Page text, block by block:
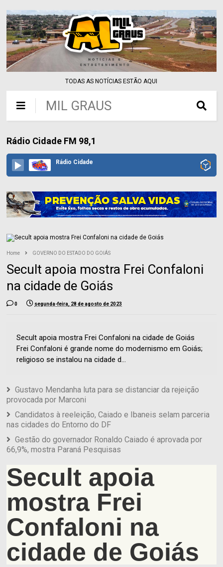
TODAS AS NOTÍCIAS ESTÃO AQUI
MIL GRAUS
Rádio Cidade FM 98,1
Rádio Cidade
Home GOVERNO DO ESTADO DO GOIÁS
Secult apoia mostra Frei Confaloni
na cidade de Goiás
0 segunda-feira, 28 de agosto de 2023
Secult apoia mostra Frei Confaloni na cidade de Goiás
Frei Confaloni é grande nome do modernismo em Goiás;
religioso se instalou na cidade d...
Gustavo Mendanha luta para se distanciar da rejeição
provocada por Marconi
Candidatos à reeleição, Caiado e Ibaneis selam parceria
nas cidades do Entorno do DF
Gestão do governador Ronaldo Caiado é aprovada por
66,9%, mostra Paraná Pesquisas
Secult apoia
mostra Frei
Confaloni na
cidade de Goiás